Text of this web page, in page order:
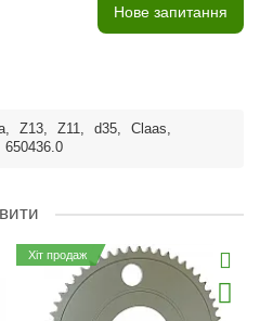
Нове запитання
, Z13, Z11, d35, Claas,
650436.0
Хіт продаж